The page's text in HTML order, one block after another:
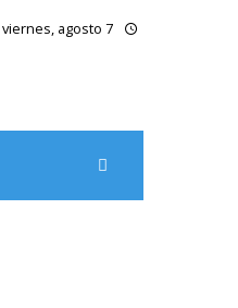
viernes, agosto 7